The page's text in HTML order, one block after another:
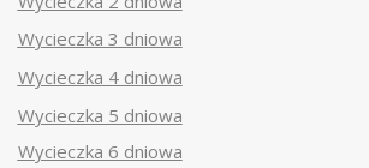
Wycieczka 3 dniowa
Wycieczka 4 dniowa
Wycieczka 5 dniowa
Wycieczka 6 dniowa